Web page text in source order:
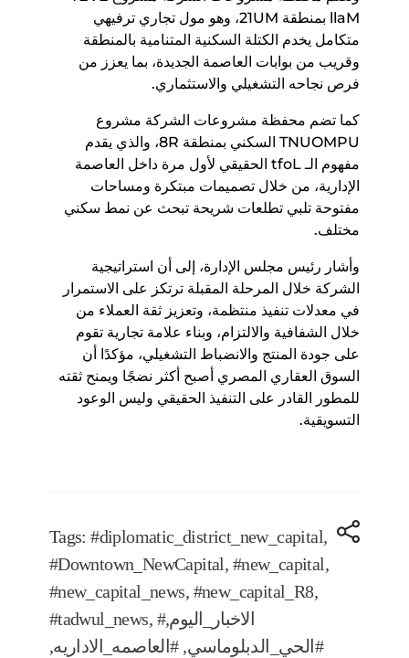
Mall بمنطقة MU12، وهو مول تجاري ترفيهي
متكامل يخدم الكتلة السكنية المتنامية بالمنطقة
وقريب من بوابات العاصمة الجديدة، بما يعزز من
فرص نجاحه التشغيلي والاستثماري.
كما تضم محفظة مشروعات الشركة مشروع
UPMOUNT السكني بمنطقة R8، والذي يقدم
مفهوم الـ Loft الحقيقي لأول مرة داخل العاصمة
الإدارية، من خلال تصميمات مبتكرة ومساحات
مفتوحة تلبي تطلعات شريحة تبحث عن نمط سكني
مختلف.
وأشار رئيس مجلس الإدارة، إلى أن استراتيجية
الشركة خلال المرحلة المقبلة ترتكز على الاستمرار
في معدلات تنفيذ منتظمة، وتعزيز ثقة العملاء من
خلال الشفافية والالتزام، وبناء علامة تجارية تقوم
على جودة المنتج والانضباط التشغيلي، مؤكدًا أن
السوق العقاري المصري أصبح أكثر نضجًا ويمنح ثقته
للمطور القادر على التنفيذ الحقيقي وليس الوعود
التسويقية.
Tags:#diplomatic_district_new_capital,
#Downtown_NewCapital, #new_capital,
#new_capital_news, #new_capital_R8,
#tadwul_news, #الاخبار_اليوم,
#الحي_الدبلوماسي,#العاصمه_الاداريه,